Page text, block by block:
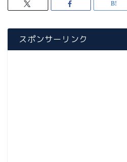
スポンサーリンク